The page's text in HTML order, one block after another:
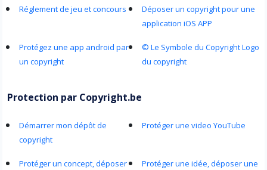
Réglement de jeu et concours
Déposer un copyright pour une
application iOS APP
Protégez une app android par
un copyright
© Le Symbole du Copyright Logo
du copyright
Protection par Copyright.be
Démarrer mon dépôt de
copyright
Protéger une video YouTube
Protéger un concept, déposer
Protéger une idée, déposer une